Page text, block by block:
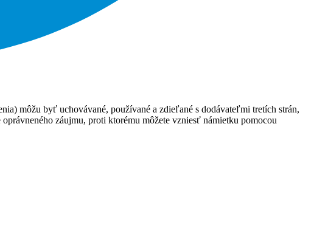
môžu byť uchovávané, používané a zdieľané s dodávateľmi tretích strán,
záujmu, proti ktorému môžete vzniesť námietku pomocou